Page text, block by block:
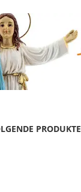
PRODUKTE